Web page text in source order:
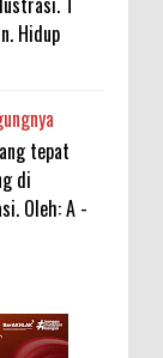
Hidup
tepat
di
Oleh: A -